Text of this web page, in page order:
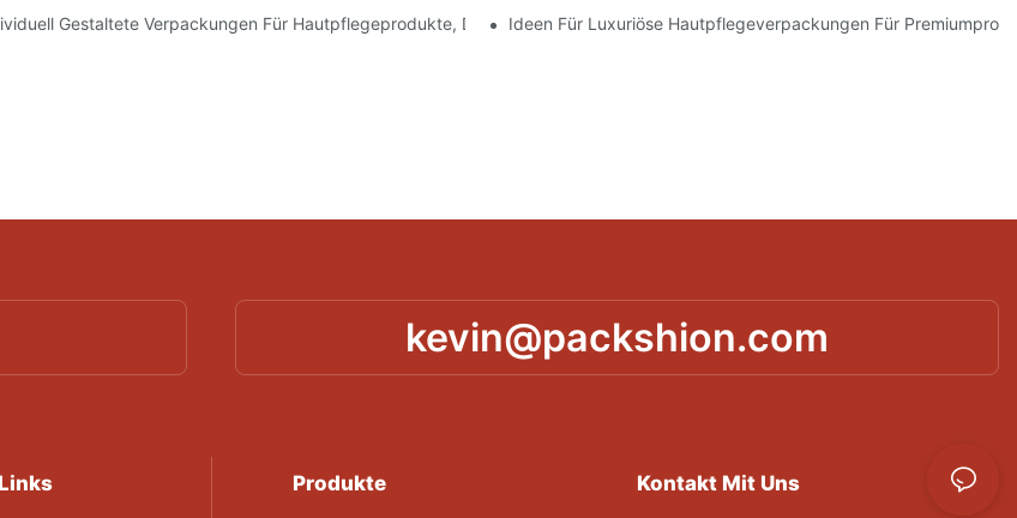
Gestaltete Verpackungen Für Hautpflegeprodukte, Die Markentreue FördernIdeen Für Luxuriöse Hautpflegeverpackungen Für
kevin@packshion.com
Produkte Kontakt Mit Uns